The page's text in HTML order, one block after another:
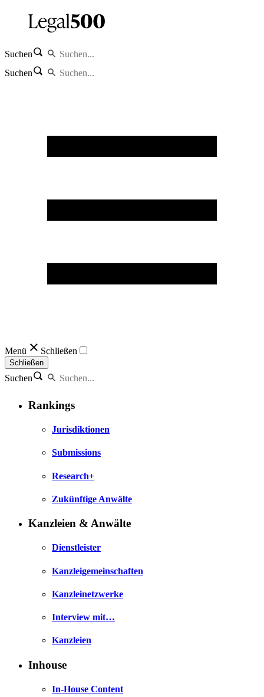
Suchen
Suchen
Menü Schließen
Schließen
Suchen
Rankings
Jurisdiktionen
Submissions
Research+
Zukünftige Anwälte
Kanzleien & Anwälte
Dienstleister
Kanzleigemeinschaften
Kanzleinetzwerke
Interview mit…
Kanzleien
Inhouse
In-House Content